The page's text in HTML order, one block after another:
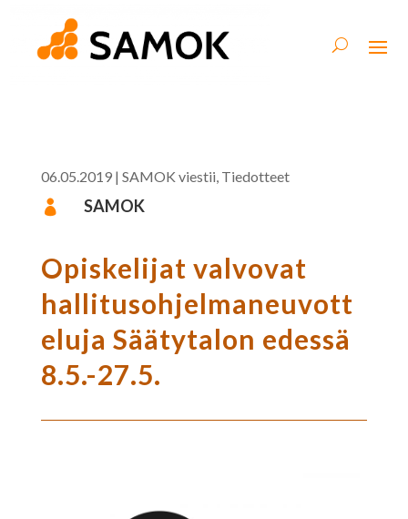
06.05.2019| SAMOK viestii, Tiedotteet
 SAMOK
Opiskelijat valvovat
hallitusohjelmaneuvott
eluja Säätytalon edessä
8.5.-27.5.